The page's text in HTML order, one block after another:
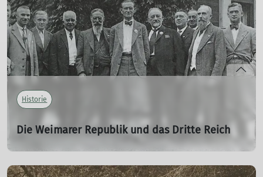
Historie
Die Weimarer Republik und das Dritte Reich
1924 – 1948